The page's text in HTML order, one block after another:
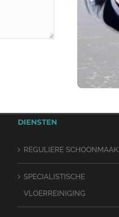
DIENSTEN
REGULIERE SCHOONMAAK
SPECIALISTISCHE
VLOERREINIGING